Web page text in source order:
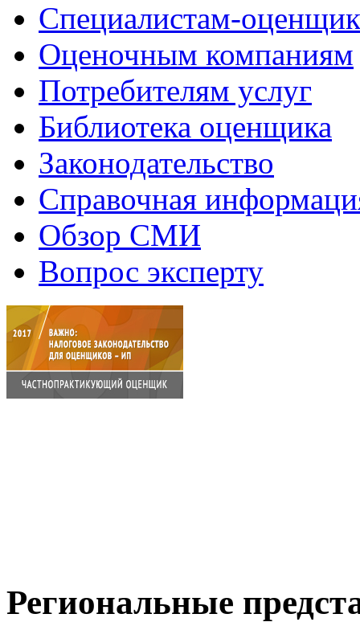
Специалистам-
Оценочным компаниям
Потребителям услуг
Библиотека оценщика
Законодательство
Справочная
Обзор СМИ
Вопрос эксперту
Региональные